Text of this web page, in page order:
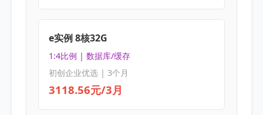
e实例 8核32G
1:4比例 | 数据库/缓存
初创企业优选 | 3个月
3118.56元/3月